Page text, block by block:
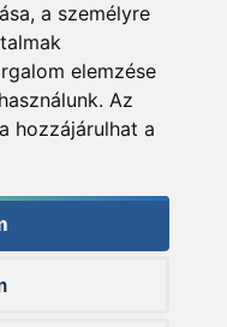
a személyre
elemzése
Az
hozzájárulhat a